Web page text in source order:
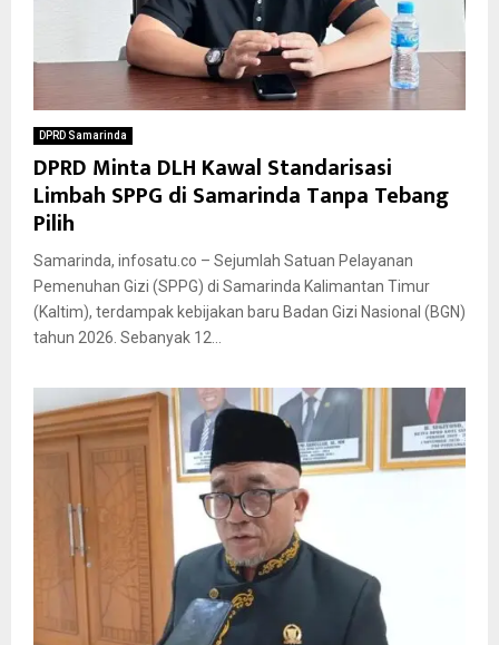
DPRD Samarinda
DPRD Minta DLH Kawal Standarisasi
Limbah SPPG di Samarinda Tanpa Tebang
Pilih
Samarinda, infosatu.co – Sejumlah Satuan Pelayanan
Pemenuhan Gizi (SPPG) di Samarinda Kalimantan Timur
(Kaltim), terdampak kebijakan baru Badan Gizi Nasional (BGN)
tahun 2026. Sebanyak 12...